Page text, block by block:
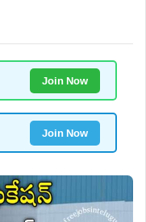
Join Now
Join Now